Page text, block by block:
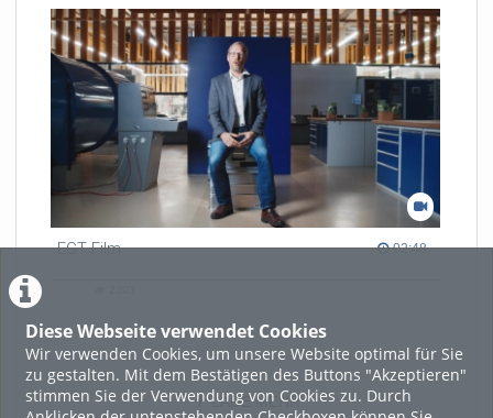
Diese Webseite verwendet Cookies
Wir verwenden Cookies, um unsere Website optimal für Sie
zu gestalten. Mit dem Bestätigen des Buttons "Akzeptieren"
stimmen Sie der Verwendung von Cookies zu. Durch
EGT Film 02:48
02:48 duration
2293
LADE MEHR